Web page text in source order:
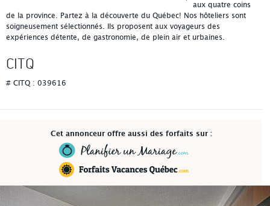
aux quatre coins
de la province. Partez à la découverte du Québec! Nos hôteliers sont
soigneusement sélectionnés. Ils proposent aux voyageurs des
expériences détente, de gastronomie, de plein air et urbaines.
CITQ
# CITQ : 039616
Cet annonceur offre aussi des forfaits sur :